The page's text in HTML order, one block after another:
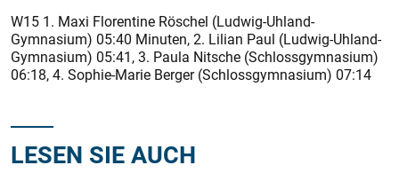
W15 1. Maxi Florentine Röschel (Ludwig-Uhland-
Gymnasium) 05:40 Minuten, 2. Lilian Paul (Ludwig-Uhland-
Gymnasium) 05:41, 3. Paula Nitsche (Schlossgymnasium)
06:18, 4. Sophie-Marie Berger (Schlossgymnasium) 07:14
LESEN SIE AUCH